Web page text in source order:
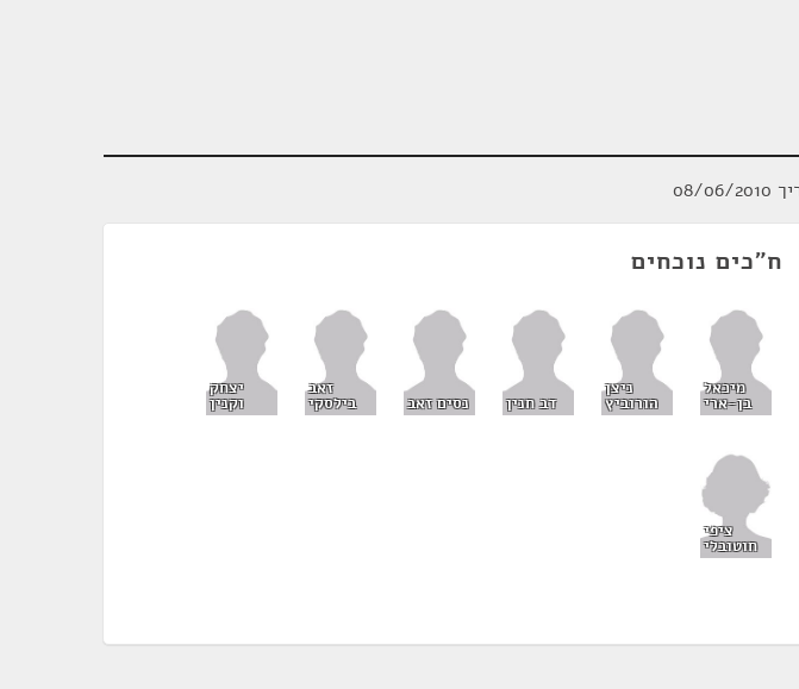
ח"כים נוכחים
מיכאל
בן-ארי
ניצן
הורוביץ דב חנין נסים זאב
זאב
בילסקי
יצחק
וקנין
ציפי
חוטובלי